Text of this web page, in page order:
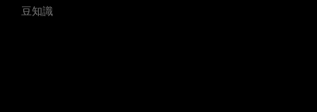
豆知識